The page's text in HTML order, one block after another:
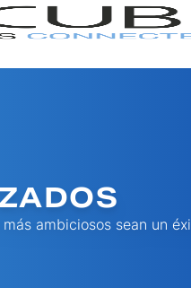
ambiciosos sean un